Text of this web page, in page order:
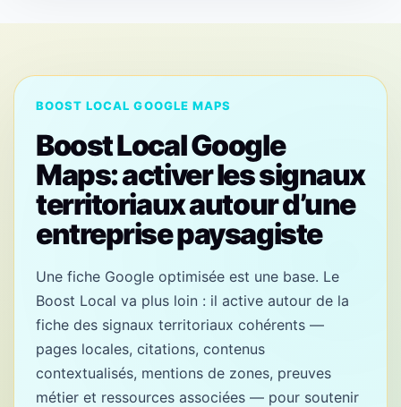
BOOST LOCAL GOOGLE MAPS
Boost Local Google
Maps: activer les signaux
territoriaux autour d’une
entreprise paysagiste
Une fiche Google optimisée est une base. Le
Boost Local va plus loin : il active autour de la
fiche des signaux territoriaux cohérents —
pages locales, citations, contenus
contextualisés, mentions de zones, preuves
métier et ressources associées — pour soutenir